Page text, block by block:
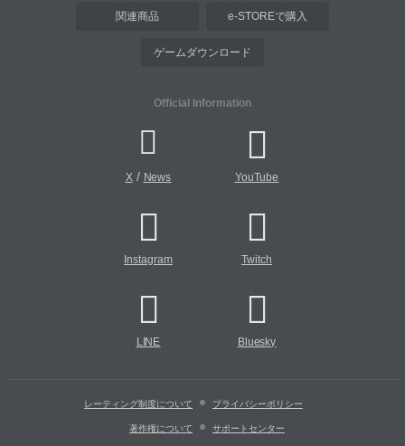
関連商品 e-STOREで購入
ゲームダウンロード
Official Information
X/ News YouTube
Instagram Twitch
LINE Bluesky
レーティング制度について プライバシーポリシー
著作権について サポートセンター